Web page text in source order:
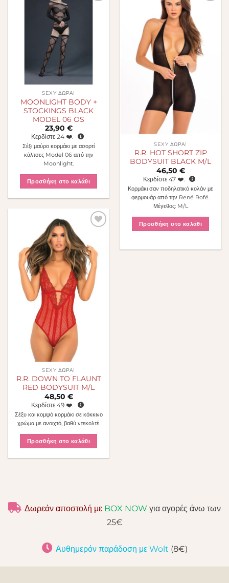
SEXY ΔΏΡΑ!
MOONLIGHT BODY +
STOCKINGS BLACK
MODEL 06 OS
23,90 €
Κερδίστε 24❤️.
Σέξι μαύρο κορμάκι με ασορτί
κάλτσες Model 06 από την
Moonlight.
Προσθήκη στο καλάθι
Πρόσθήκη
στην λίστα
επιθυμιών
SEXY ΔΏΡΑ!
R.R. HOT SHORT ZIP
BODYSUIT BLACK M/L
46,50 €
Κερδίστε 47 ❤️.
Κορμάκι σαν ποδηλατικό κολάν με
φερμουάρ από την René Rofé.
Μέγεθος: M/L
Προσθήκη στο καλάθι
Πρόσθήκη
στην λίστα
επιθυμιών
SEXY ΔΏΡΑ!
R.R. DOWN TO FLAUNT
RED BODYSUIT M/L
48,50 €
Κερδίστε 49❤️.
Σέξυ και κομψό κορμάκι σε κόκκινο
χρώμα με ανοιχτό, βαθύ ντεκολτέ.
Προσθήκη στο καλάθι
Δωρεάν αποστολή με BOX NOW για αγορές άνω των
25€
Αυθημερόν παράδοση με Wolt (8€)